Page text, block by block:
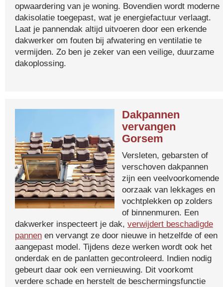
opwaardering van je woning. Bovendien wordt moderne
dakisolatie toegepast, wat je energiefactuur verlaagt.
Laat je pannendak altijd uitvoeren door een erkende
dakwerker om fouten bij afwatering en ventilatie te
vermijden. Zo ben je zeker van een veilige, duurzame
dakoplossing.
Dakpannen
vervangen
Gorsem
Versleten, gebarsten of
verschoven dakpannen
zijn een veelvoorkomende
oorzaak van lekkages en
vochtplekken op zolders
of binnenmuren. Een
dakwerker inspecteert je dak, verwijdert beschadigde
pannen en vervangt ze door nieuwe in hetzelfde of een
aangepast model. Tijdens deze werken wordt ook het
onderdak en de panlatten gecontroleerd. Indien nodig
gebeurt daar ook een vernieuwing. Dit voorkomt
verdere schade en herstelt de beschermingsfunctie